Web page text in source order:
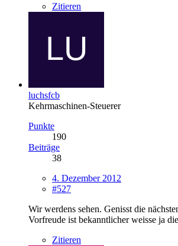
Zitieren
luchsfcb
Kehrmaschinen-Steuerer
Punkte
190
Beiträge
38
4. Dezember 2012
#527
Wir werdens sehen. Genisst die
Vorfreude ist bekanntlicher weisse ja
Zitieren